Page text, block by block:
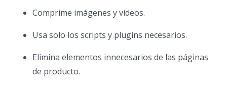
Comprime imágenes y vídeos.
Usa solo los scripts y plugins necesarios.
Elimina elementos innecesarios de las páginas
de producto.